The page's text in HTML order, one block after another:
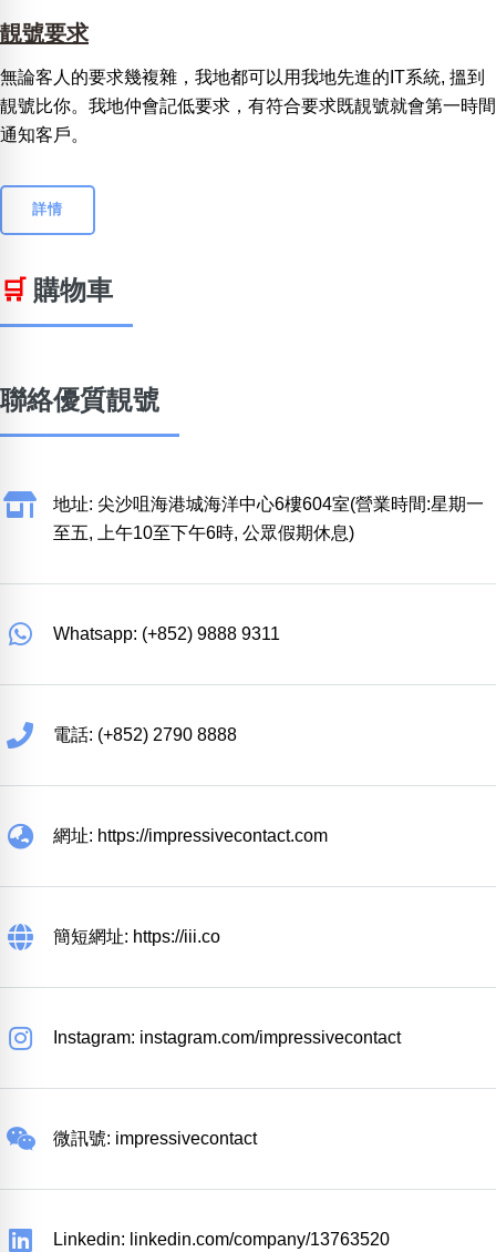
靚號要求
無論客人的要求幾複雜，我地都可以用我地先進的IT系統, 搵到
靚號比你。我地仲會記低要求，有符合要求既靚號就會第一時間
通知客戶。
詳情
🛒 購物車
聯絡優質靚號
地址: 尖沙咀海港城海洋中心6樓604室(營業時間:星期一
至五, 上午10至下午6時, 公眾假期休息)
Whatsapp: (+852) 9888 9311
電話: (+852) 2790 8888
網址: https://impressivecontact.com
簡短網址: https://iii.co
Instagram: instagram.com/impressivecontact
微訊號: impressivecontact
Linkedin: linkedin.com/company/13763520